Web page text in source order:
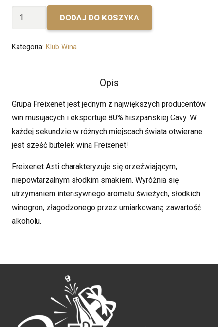
ilość
DODAJ DO KOSZYKA
Kategoria: Klub Wina
Opis
Grupa Freixenet jest jednym z największych producentów
win musujacych i eksportuje 80% hiszpańskiej Cavy. W
każdej sekundzie w różnych miejscach świata otwierane
jest sześć butelek wina Freixenet!
Freixenet Asti charakteryzuje się orzeźwiającym,
niepowtarzalnym słodkim smakiem. Wyróżnia się
utrzymaniem intensywnego aromatu świeżych, słodkich
winogron, złagodzonego przez umiarkowaną zawartość
alkoholu.